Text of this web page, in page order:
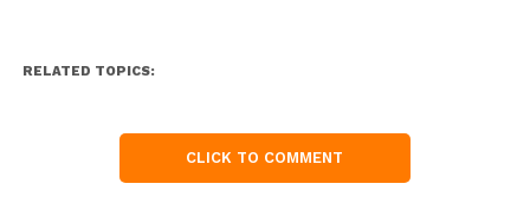
RELATED TOPICS:
CLICK TO COMMENT